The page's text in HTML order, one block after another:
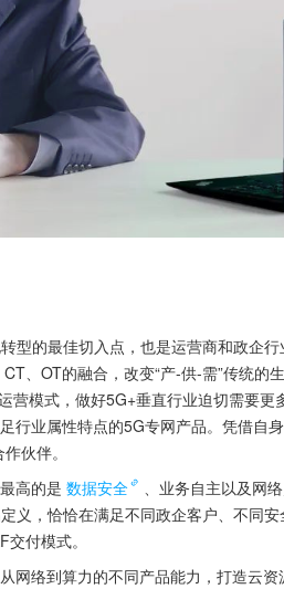
型的最佳切入点，也是运营商和政企行
、OT的融合，改变“产-供-需”传统的
营模式，做好5G+垂直行业迫切需要更
行业属性特点的5G专网产品。凭借自
伙伴。
高的是 数据安全
、业务自主以及网
义，恰恰在满足不同政企客户、不同
付模式。
网络到算力的不同产品能力，打造云资